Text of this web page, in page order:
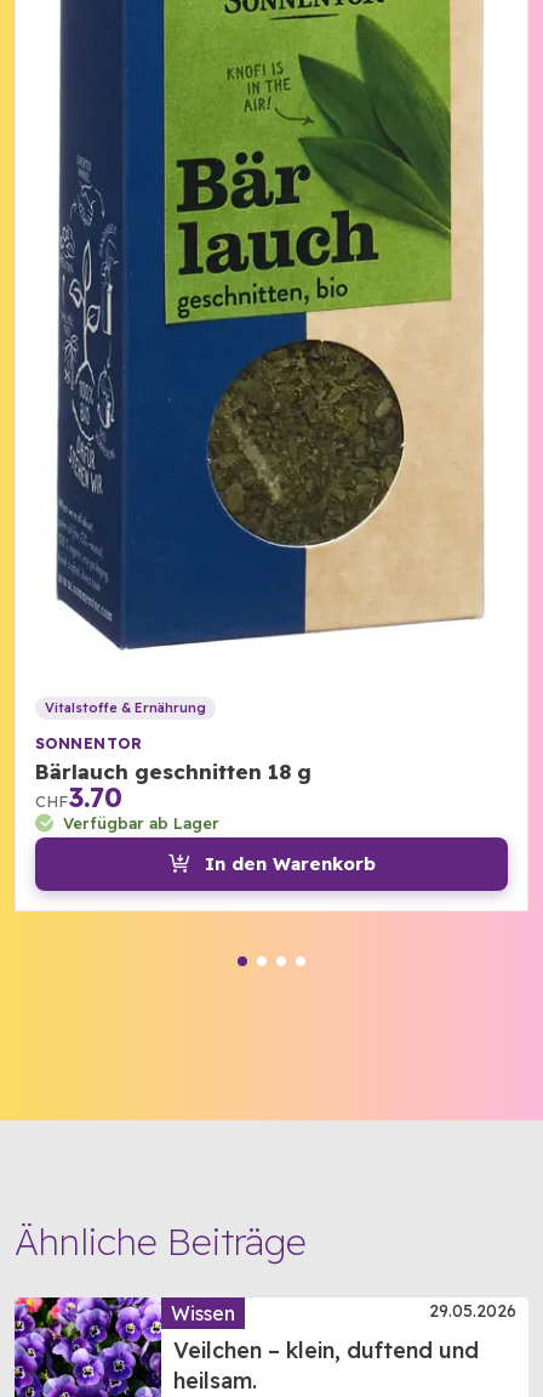
Vitalstoffe & Ernährung
SONNENTOR
Bärlauch geschnitten 18 g
CHF3.70
Verfügbar ab Lager
In den Warenkorb
Ähnliche Beiträge
Wissen 29.05.2026
Veilchen – klein, duftend und
heilsam.